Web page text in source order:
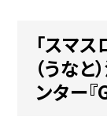
「スマ
（うな
ンター『